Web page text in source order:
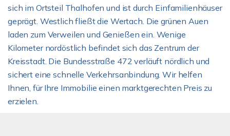
sich im Ortsteil Thalhofen und ist durch Einfamilienhäuser
geprägt. Westlich fließt die Wertach. Die grünen Auen
laden zum Verweilen und Genießen ein. Wenige
Kilometer nordöstlich befindet sich das Zentrum der
Kreisstadt. Die Bundesstraße 472 verläuft nördlich und
sichert eine schnelle Verkehrsanbindung. Wir helfen
Ihnen, für Ihre Immobilie einen marktgerechten Preis zu
erzielen.